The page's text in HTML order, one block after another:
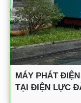
MÁY PHÁT
TẠI ĐIỆN LỰC